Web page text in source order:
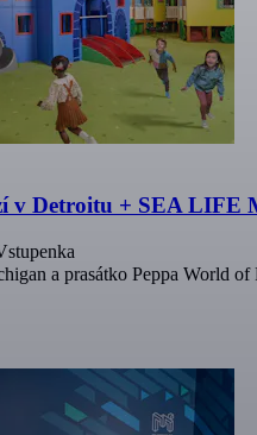
v Detroitu + SEA LIFE
a prasátko Peppa World of